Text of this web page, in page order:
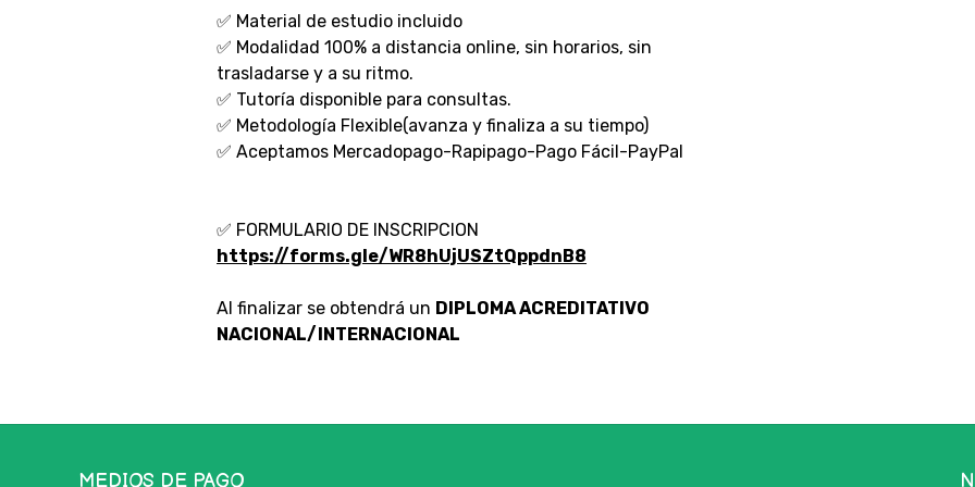
✅ Material de estudio incluido
✅ Modalidad 100% a distancia online, sin horarios, sin
trasladarse y a su ritmo.
✅ Tutoría disponible para consultas.
✅ Metodología Flexible(avanza y finaliza a su tiempo)
✅ Aceptamos Mercadopago-Rapipago-Pago Fácil-PayPal
✅ FORMULARIO DE INSCRIPCION
https://forms.gle/WR8hUjUSZtQppdnB8
Al finalizar se obtendrá un DIPLOMA ACREDITATIVO
NACIONAL/INTERNACIONAL
MEDIOS DE PAGO